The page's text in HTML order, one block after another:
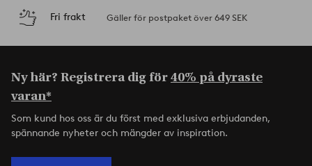
Fri frakt Gäller för postpaket över 649 SEK
Ny här? Registrera dig för40% på dyraste
varan*
Som kund hos oss är du först med exklusiva erbjudanden,
spännande nyheter och mängder av inspiration.